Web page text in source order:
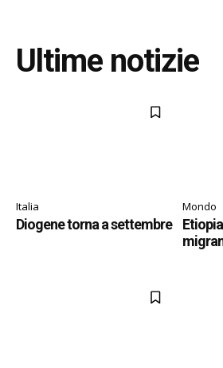
Ultime notizie
Italia
Diogene torna a settembre
Mondo